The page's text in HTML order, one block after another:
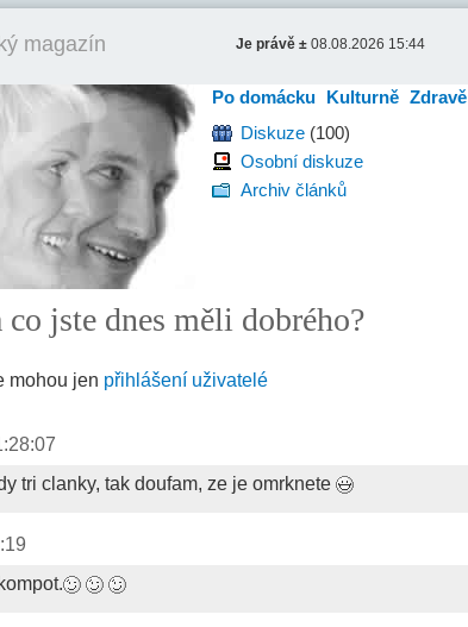
magazín Je právě ± 08.08.2026 15:44
Po domácku Kulturně Zdravě
Diskuze (100)
Osobní diskuze
Archiv článků
co jste dnes měli dobrého?
mohou jen přihlášení uživatelé
tri clanky, tak doufam, ze je omrknete